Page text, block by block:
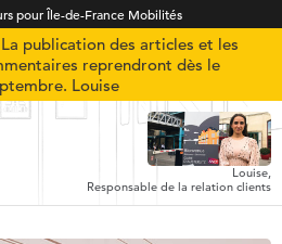
pour Île-de-France Mobilités
publication des articles et les
reprendront dès le
Louise
Louise,
Responsable de la relation clients